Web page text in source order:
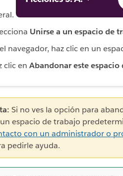
Unirse a un espacio de
navegador, haz clic en un
clic en Abandonar este espacio
Si no ves la opción para
espacio de trabajo
con un administrador o
pedirle ayuda.